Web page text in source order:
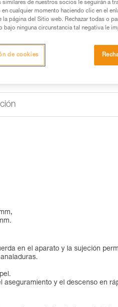
en el aparato y la sujeción
aseguramiento y el descenso en
de nuestros socios le seguirán a
cualquier momento haciendo clic en el
la página del Sitio web. Rechazar todas o
bajo ninguna circunstancia tal negativa le
de cookies